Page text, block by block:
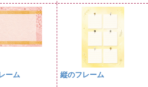
ーム 縦のフレーム